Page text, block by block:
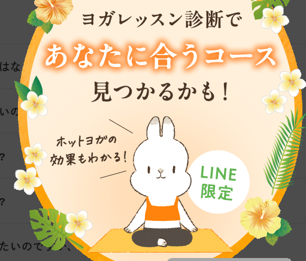
なんですか?
のですが
いのですが、どうしたらいいですか?